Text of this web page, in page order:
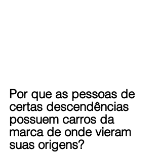
Por que as pessoas de
certas descendências
possuem carros da
marca de onde vieram
suas origens?